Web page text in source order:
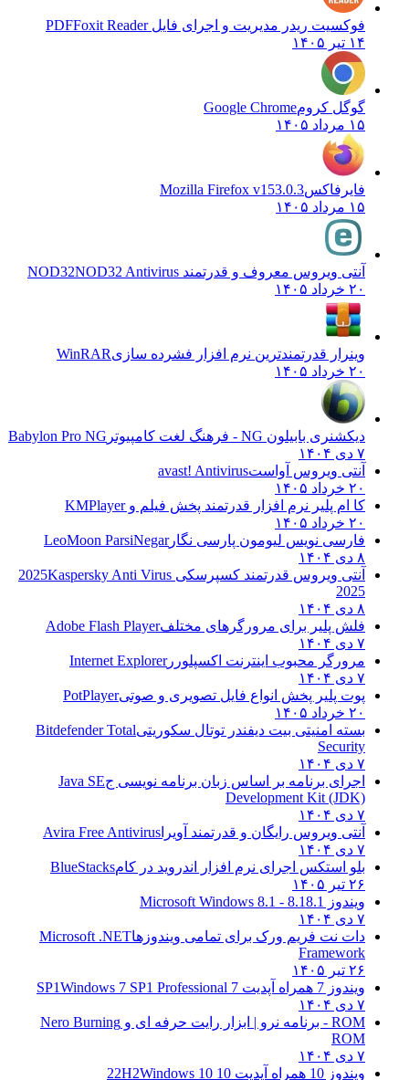
فوکسیت ریدر مدیریت و اجرای فایل PDFFoxit Reader
۱۴ تیر ۱۴۰۵
گوگل کرومGoogle Chrome
۱۵ مرداد ۱۴۰۵
فایرفاکسMozilla Firefox v153.0.3
۱۵ مرداد ۱۴۰۵
آنتی ویروس معروف و قدرتمند NOD32 NOD32 Antivirus
۲۰ خرداد ۱۴۰۵
وینرار قدرتمندترین نرم افزار فشرده سازیWinRAR
۲۰ خرداد ۱۴۰۵
دیکشنری بابیلون NG - فرهنگ لغت کامپیوتر
Babylon Pro NG
۷ دی ۱۴۰۴
آنتی ویروس آواستavast! Antivirus
۲۰ خرداد ۱۴۰۵
کا ام پلیر نرم افزار قدرتمند پخش فیلم وKMPlayer
۲۰ خرداد ۱۴۰۵
فارسی نویس لیومون پارسی نگارLeoMoon ParsiNegar
۸ دی ۱۴۰۴
آنتی ویروس قدرتمند کسپرسکی 2025 Kaspersky Anti Virus
2025
۸ دی ۱۴۰۴
فلش پلیر برای مرورگرهای مختلفAdobe Flash Player
۷ دی ۱۴۰۴
مرورگر محبوب اینترنت اکسپلوررInternet Explorer
۷ دی ۱۴۰۴
پوت پلیر پخش انواع فایل تصویری و صوتیPotPlayer
۲۰ خرداد ۱۴۰۵
بسته امنیتی بیت دیفندر توتال سکوریتیBitdefender Total
Security
۷ دی ۱۴۰۴
اجرای برنامه بر اساس زبان برنامه نویسی جJava SE
Development Kit (JDK)
۷ دی ۱۴۰۴
آنتی ویروس رایگان و قدرتمند آویرا Avira Free Antivirus
۷ دی ۱۴۰۴
بلو استکس اجرای نرم افزار اندروید در کامBlueStacks
۲۶ تیر ۱۴۰۵
ویندوز 8.1
8.1 - Microsoft Windows 8.1
۷ دی ۱۴۰۴
دات نت فریم ورک برای تمامی ویندوزهاMicrosoft .NET
Framework
۲۶ تیر ۱۴۰۵
ویندوز 7 همراه آپدیت 7 SP1
Windows 7 SP1 Professional
۷ دی ۱۴۰۴
ROM - برنامه نرو | ابزار رایت حرفه ای و
Nero Burning
ROM
۷ دی ۱۴۰۴
ویندوز 10 همراه آپدیت 10 22H2
Windows 10